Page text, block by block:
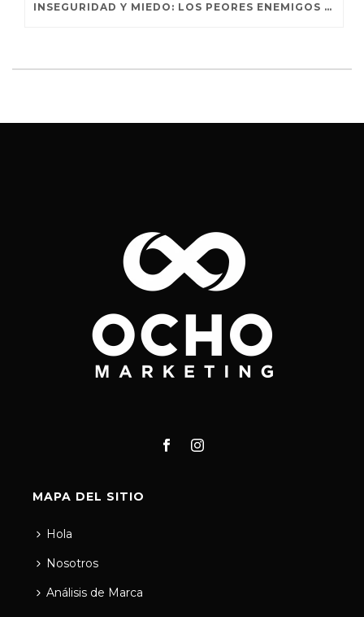
INSEGURIDAD Y MIEDO: LOS PEORES ENEMIGOS DEL EMPRENDEDOR.
MAPA DEL SITIO
Hola
Nosotros
Análisis de Marca